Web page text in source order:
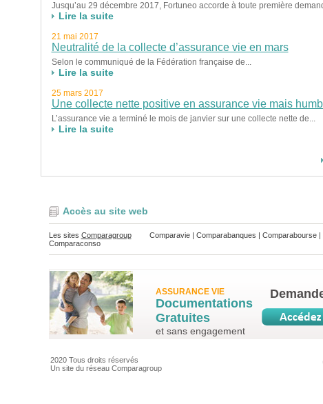
Jusqu’au 29 décembre 2017, Fortuneo accorde à toute première
Lire la suite
21 mai 2017
Neutralité de la collecte d’assurance vie en mars
Selon le communiqué de la Fédération française de...
Lire la suite
25 mars 2017
Une collecte nette positive en assurance vie mais
L’assurance vie a terminé le mois de janvier sur une collecte nette de...
Lire la suite
Accès au site web
Les sites Comparagroup Comparavie | Comparabanques | Comparabourse |
Comparaconso
ASSURANCE VIE
Documentations
Gratuites
et sans engagement
2020 Tous droits réservés
Un site du réseau Comparagroup